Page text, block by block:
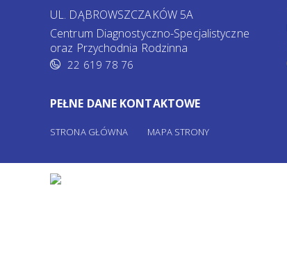
UL. DĄBROWSZCZAKÓW 5A
Centrum Diagnostyczno-Specjalistyczne
oraz Przychodnia Rodzinna
22 619 78 76
PEŁNE DANE KONTAKTOWE
STRONA GŁÓWNA MAPA STRONY